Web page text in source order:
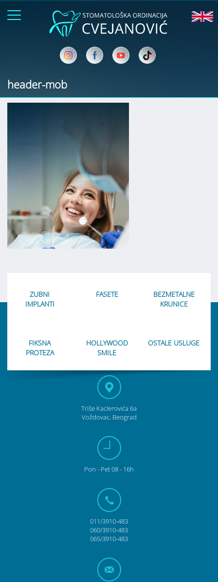
header-mob
ZUBNI
IMPLANTI
FASETE
BEZMETALNE
KRUNICE
FIKSNA
PROTEZA
HOLLYWOOD
SMILE
OSTALE USLUGE
Triše Kaclerovića 6a
Voždovac, Beograd
Pon - Pet08 - 16h
011/3910-483
060/3910-483
065/3910-483